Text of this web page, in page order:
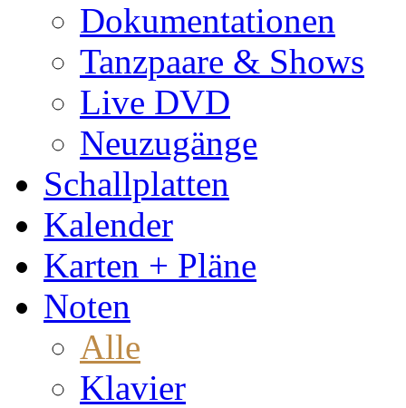
Dokumentationen
Tanzpaare & Shows
Live DVD
Neuzugänge
Schallplatten
Kalender
Karten + Pläne
Noten
Alle
Klavier